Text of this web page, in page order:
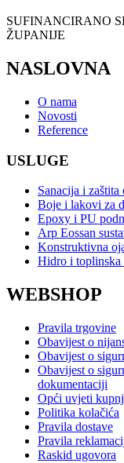
SUFINANCIRANO
ŽUPANIJE
NASLOVNA
O nama
Novosti
Reference
USLUGE
Sanacija i zaštita
Boje i lakovi za
Epoxy i PU
Arp Eossan
Konstruktivna
Hidro i toplinska
WEBSHOP
Pravila trgovine
Obavijest o
Obavijest o
Obavijest o
dokumentaciji
Opći uvjeti
Politika kolačića
Pravila dostave
Pravila
Raskid ugovora